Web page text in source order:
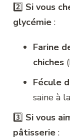
2️⃣ Si vous
glycémie :
Farine
chiches
Fécule
saine à
3️⃣ Si vous
pâtisserie :